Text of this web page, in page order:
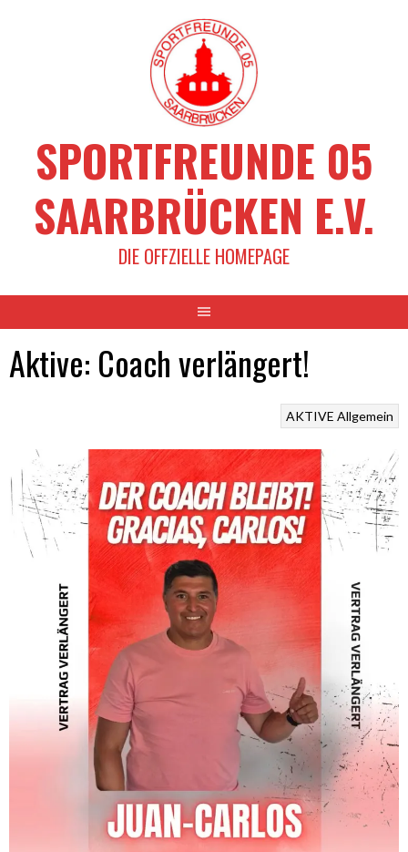
SPORTFREUNDE 05
SAARBRÜCKEN E.V.
DIE OFFZIELLE HOMEPAGE
Aktive: Coach verlängert!
AKTIVE Allgemein